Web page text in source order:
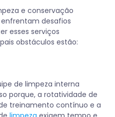
e conservação
desafios
esses serviços
obstáculos estão:
de limpeza interna
porque, a rotatividade de
treinamento contínuo e a